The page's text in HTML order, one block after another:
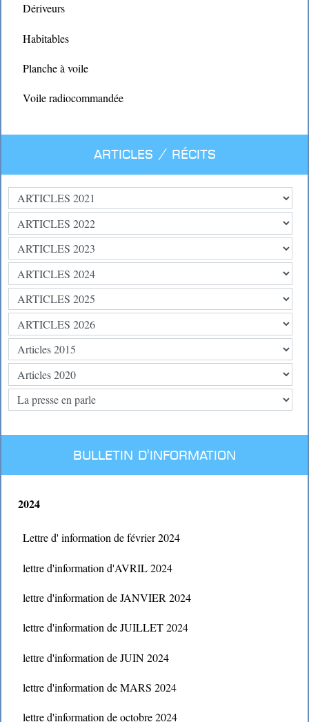
Dériveurs
Habitables
Planche à voile
Voile radiocommandée
Articles / Récits
BULLETIN D'INFORMATION
2024
Lettre d' information de février 2024
lettre d'information d'AVRIL 2024
lettre d'information de JANVIER 2024
lettre d'information de JUILLET 2024
lettre d'information de JUIN 2024
lettre d'information de MARS 2024
lettre d'information de octobre 2024